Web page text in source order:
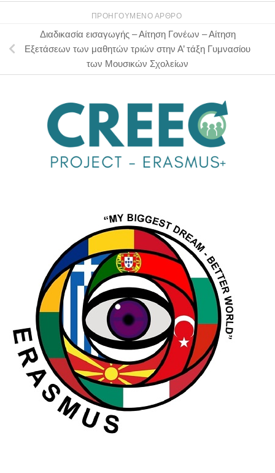
ΠΡΟΗΓΟΎΜΕΝΟ ΆΡΘΡΟ
Διαδικασία εισαγωγής – Αίτηση Γονέων – Αίτηση
Εξετάσεων των μαθητών τριών στην Α’ τάξη Γυμνασίου
των Μουσικών Σχολείων